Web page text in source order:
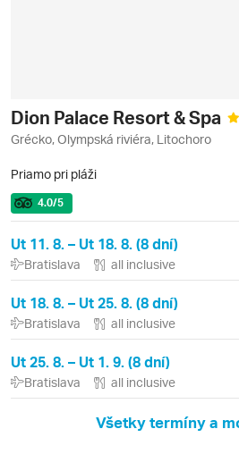
Dion Palace Resort & Spa
Grécko, Olympská riviéra, Litochoro
Priamo pri pláži
4.0/5
Ut 11. 8. – Ut 18. 8. (8 dní)
Bratislava all inclusive
Ut 18. 8. – Ut 25. 8. (8 dní)
Bratislava all inclusive
Ut 25. 8. – Ut 1. 9. (8 dní)
Bratislava all inclusive
Všetky termíny a